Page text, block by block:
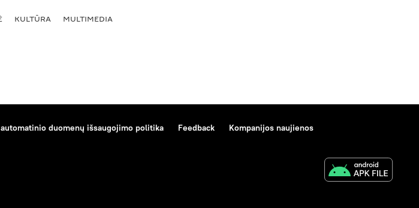
KULTŪRA MULTIMEDIA
duomenų išsaugojimo politika Feedback Kompanijos naujienos